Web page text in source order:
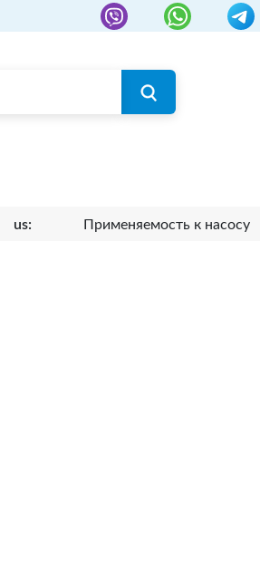
us: Применяемость к насосу